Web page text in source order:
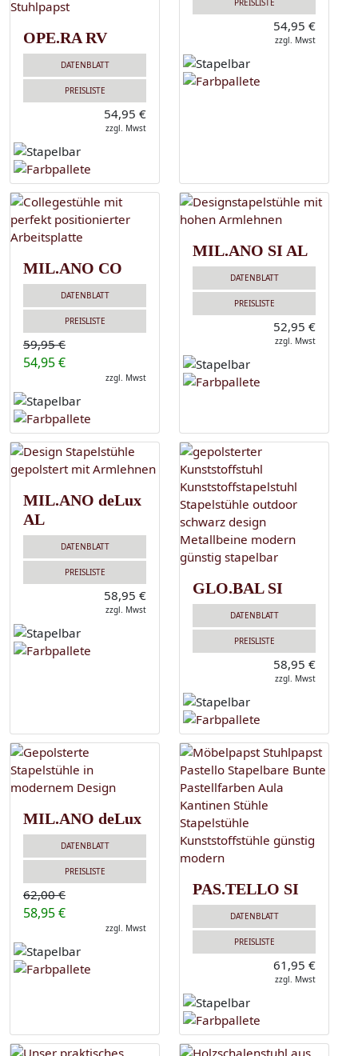
OPE.RA RV
DATENBLATT
PREISLISTE
54,95 €
zzgl. Mwst
PREISLISTE
54,95 €
zzgl. Mwst
MIL.ANO CO
DATENBLATT
PREISLISTE
59,95 €
54,95 €
zzgl. Mwst
MIL.ANO SI AL
DATENBLATT
PREISLISTE
52,95 €
zzgl. Mwst
MIL.ANO deLux
AL
DATENBLATT
PREISLISTE
58,95 €
zzgl. Mwst
GLO.BAL SI
DATENBLATT
PREISLISTE
58,95 €
zzgl. Mwst
MIL.ANO deLux
DATENBLATT
PREISLISTE
62,00 €
58,95 €
zzgl. Mwst
PAS.TELLO SI
DATENBLATT
PREISLISTE
61,95 €
zzgl. Mwst